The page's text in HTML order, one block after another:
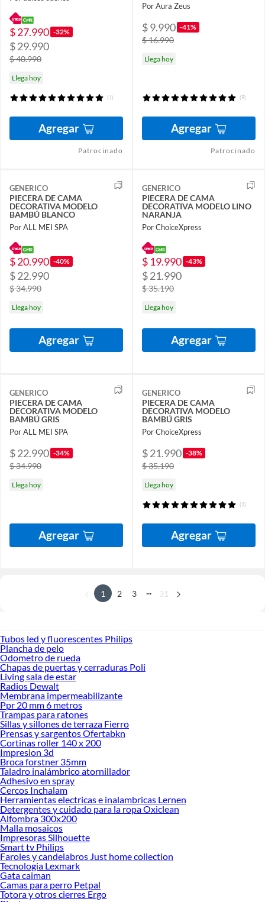
$ 27.990 -32%
$ 29.990
$ 40.990
Llega hoy
(1)
Agregar
Patrocinado
Por Aura Zeus
$ 9.990 -41%
$ 16.990
Llega hoy
(9)
Agregar
Patrocinado
GENERICO
PIECERA DE CAMA
DECORATIVA MODELO
BAMBÚ BLANCO
Por ALL MEI SPA
$ 20.990 -40%
$ 22.990
$ 34.990
Llega hoy
Agregar
GENERICO
PIECERA DE CAMA
DECORATIVA MODELO LINO
NARANJA
Por ChoiceXpress
$ 19.990 -43%
$ 21.990
$ 35.190
Llega hoy
Agregar
GENERICO
PIECERA DE CAMA
DECORATIVA MODELO
BAMBÚ GRIS
Por ALL MEI SPA
$ 22.990 -34%
$ 34.990
Llega hoy
Agregar
GENERICO
PIECERA DE CAMA
DECORATIVA MODELO
BAMBÚ GRIS
Por ChoiceXpress
$ 21.990 -38%
$ 35.190
Llega hoy
(1)
Agregar
1 2 3 ... 31
Tubos led y fluorescentes Philips
Plancha de pelo
Odometro de rueda
Chapas de puertas y cerraduras Poli
Living sala de estar
Radios Dewalt
Membrana impermeabilizante
Ppr 20 mm 6 metros
Trampas para ratones
Sillas y sillones de terraza Fierro
Prensas y sargentos Ofertabkn
Cortinas roller 140 x 200
Impresion 3d
Broca forstner 35mm
Taladro inalámbrico atornillador
Adhesivo en spray
Cercos Inchalam
Herramientas electricas e inalambricas Lernen
Detergentes y cuidado para la ropa Oxiclean
Alfombra 300x200
Malla mosaicos
Impresoras Silhouette
Smart tv Philips
Faroles y candelabros Just home collection
Tecnologia Lexmark
Gata caiman
Camas para perro Petpal
Totora y otros cierres Ergo